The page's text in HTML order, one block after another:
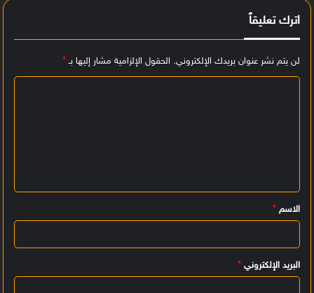
اترك تعليقاً
لن يتم نشر عنوان بريدك الإلكتروني. الحقول الإلزامية مشار إليها بـ*
ي
ق
الاسم *
البريد الإلكتروني *